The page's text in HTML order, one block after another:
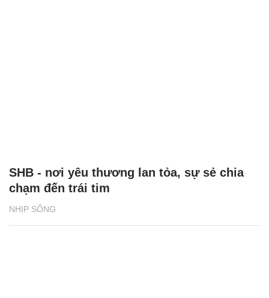
NHỊP SỐNG
SHB - nơi yêu thương lan tỏa, sự sẻ chia
chạm đến trái tim